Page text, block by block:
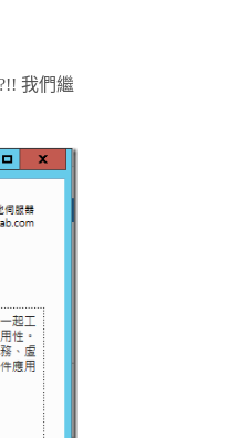
我們繼